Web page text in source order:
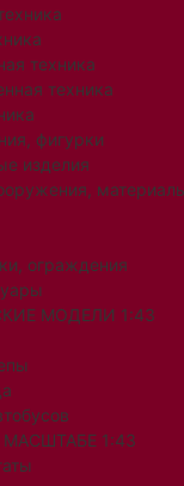
техника
техника
фигурки
изделия
ограждения
МОДЕЛИ 1:43
1:43